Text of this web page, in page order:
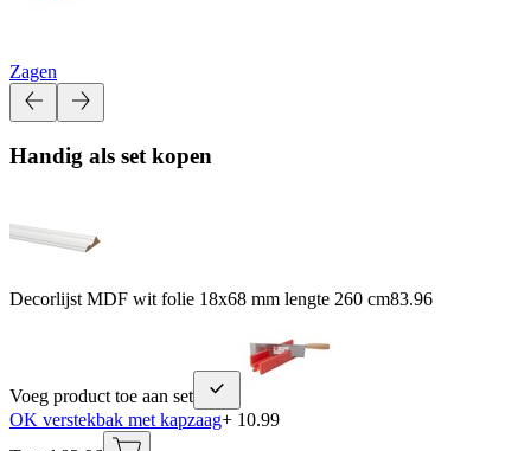
Zagen
Handig als set kopen
Decorlijst MDF wit folie 18x68 mm lengte 260 cm83.96
Voeg product toe aan set
OK verstekbak met kapzaag+ 10.99